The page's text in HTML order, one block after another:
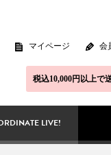
マイページ 会
税込10,000円以上で
LIVE!